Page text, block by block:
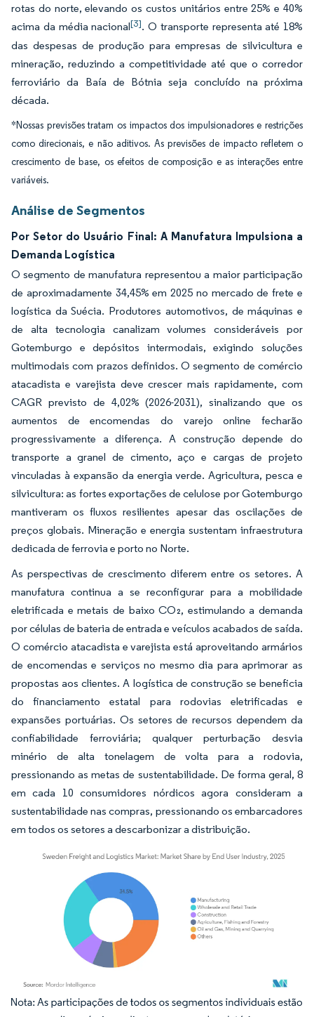
rotas do norte, elevando os custos unitários entre 25% e 40%
acima da média nacional[3]. O transporte representa até 18%
das despesas de produção para empresas de silvicultura e
mineração, reduzindo a competitividade até que o corredor
ferroviário da Baía de Bótnia seja concluído na próxima
década.
*Nossas previsões tratam os impactos dos impulsionadores e restrições
como direcionais, e não aditivos. As previsões de impacto refletem o
crescimento de base, os efeitos de composição e as interações entre
variáveis.
Análise de Segmentos
Por Setor do Usuário Final: A Manufatura Impulsiona a
Demanda Logística
O segmento de manufatura representou a maior participação
de aproximadamente 34,45% em 2025 no mercado de frete e
logística da Suécia. Produtores automotivos, de máquinas e
de alta tecnologia canalizam volumes consideráveis por
Gotemburgo e depósitos intermodais, exigindo soluções
multimodais com prazos definidos. O segmento de comércio
atacadista e varejista deve crescer mais rapidamente, com
CAGR previsto de 4,02% (2026-2031), sinalizando que os
aumentos de encomendas do varejo online fecharão
progressivamente a diferença. A construção depende do
transporte a granel de cimento, aço e cargas de projeto
vinculadas à expansão da energia verde. Agricultura, pesca e
silvicultura: as fortes exportações de celulose por Gotemburgo
mantiveram os fluxos resilientes apesar das oscilações de
preços globais. Mineração e energia sustentam infraestrutura
dedicada de ferrovia e porto no Norte.
As perspectivas de crescimento diferem entre os setores. A
manufatura continua a se reconfigurar para a mobilidade
eletrificada e metais de baixo CO₂, estimulando a demanda
por células de bateria de entrada e veículos acabados de saída.
O comércio atacadista e varejista está aproveitando armários
de encomendas e serviços no mesmo dia para aprimorar as
propostas aos clientes. A logística de construção se beneficia
do financiamento estatal para rodovias eletrificadas e
expansões portuárias. Os setores de recursos dependem da
confiabilidade ferroviária; qualquer perturbação desvia
minério de alta tonelagem de volta para a rodovia,
pressionando as metas de sustentabilidade. De forma geral, 8
em cada 10 consumidores nórdicos agora consideram a
sustentabilidade nas compras, pressionando os embarcadores
em todos os setores a descarbonizar a distribuição.
Imagem © Mordor Intelligence. O reuso requer atribuição conforme CC BY 4.0.